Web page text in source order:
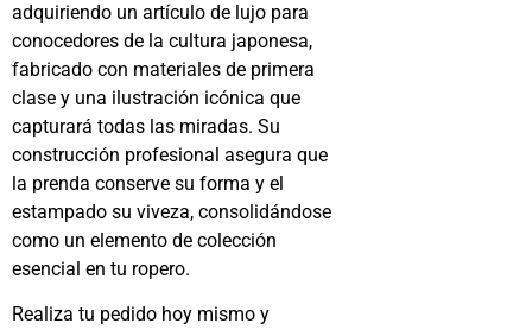
adquiriendo un artículo de lujo para
conocedores de la cultura japonesa,
fabricado con materiales de primera
clase y una ilustración icónica que
capturará todas las miradas. Su
construcción profesional asegura que
la prenda conserve su forma y el
estampado su viveza, consolidándose
como un elemento de colección
esencial en tu ropero.
Realiza tu pedido hoy mismo y